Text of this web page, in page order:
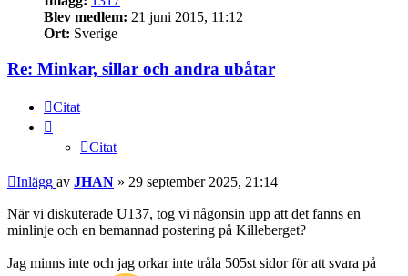
Blev medlem: 21 juni 2015, 11:12
Ort: Sverige
Re: Minkar, sillar och andra ubåtar
Citat
Citat
Inlägg av JHAN » 29 september 2025, 21:14
När vi diskuterade U137, tog vi någonsin upp att det fanns en
minlinje och en bemannad postering på Killeberget?
Jag minns inte och jag orkar inte tråla 505st sidor för att svara på